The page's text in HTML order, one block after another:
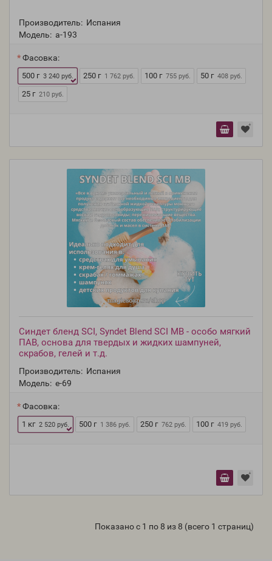
Производитель: Испания
Модель: a-193
Фасовка:
500 г 3 240 руб. 250 г 1 762 руб. 100 г 755 руб. 50 г 408 руб.
25 г 210 руб.
Синдет бленд SCI, Syndet Blend SCI MB - особо мягкий
ПАВ, основа для твердых и жидких шампуней,
скрабов, гелей и т.д.
Производитель: Испания
Модель: e-69
Фасовка:
1 кг 2 520 руб. 500 г 1 386 руб. 250 г 762 руб. 100 г 419 руб.
Показано с 1 по 8 из 8 (всего 1 страниц)